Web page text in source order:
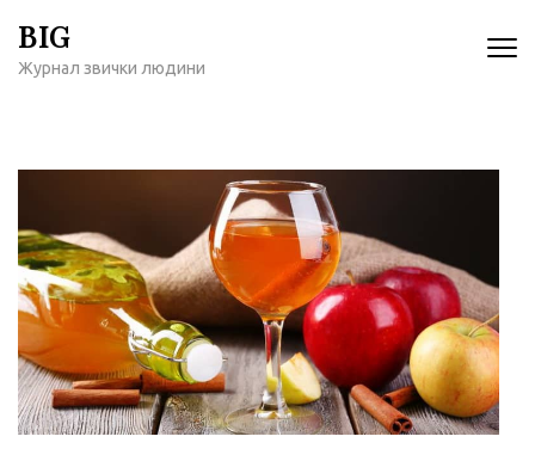
содержимому
BIG
Журнал звички людини